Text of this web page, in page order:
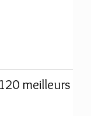
meilleurs